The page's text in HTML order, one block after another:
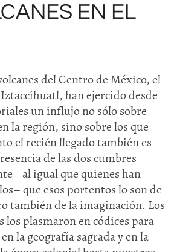
EN EL
del Centro de México, el
han ejercido desde
un influjo no sólo sobre
la región, sino sobre los que
el recién llegado también es
de las dos cumbres
–al igual que quienes han
que esos portentos lo son de
también de la imaginación. Los
plasmaron en códices para
la geografía sagrada y en la